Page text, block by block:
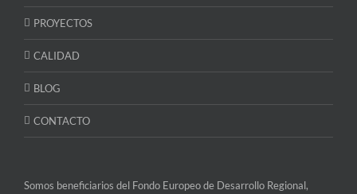
PROYECTOS
CALIDAD
BLOG
CONTACTO
Somos beneficiarios del Fondo Europeo de Desarrollo Regional,